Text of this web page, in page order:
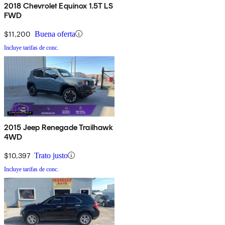
2018 Chevrolet Equinox 1.5T LS
FWD
$11,200 Buena oferta
Incluye tarifas de conc.
2015 Jeep Renegade Trailhawk
4WD
$10,397 Trato justo
Incluye tarifas de conc.